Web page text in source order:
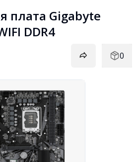
плата Gigabyte
DDR4
0